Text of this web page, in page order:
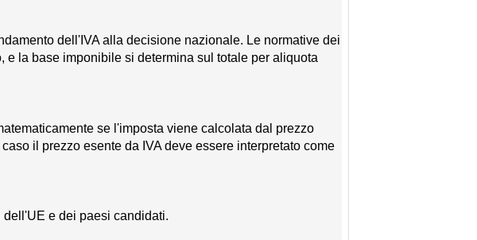
dell'IVA alla decisione nazionale. Le normative dei
la base imponibile si determina sul totale per aliquota
se l'imposta viene calcolata dal prezzo
il prezzo esente da IVA deve essere interpretato come
dell'UE e dei paesi candidati.